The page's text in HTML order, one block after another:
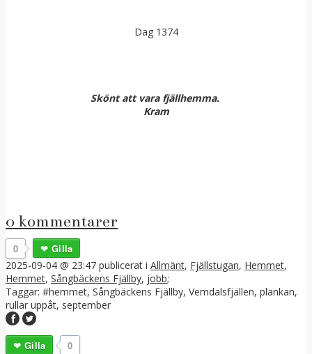
Dag 1374
Skönt att vara fjällhemma.
Kram
0 kommentarer
0
Gilla
2025-09-04 @ 23:47 publicerat i Allmänt, Fjällstugan, Hemmet,
Hemmet, Sångbäckens Fjällby, jobb;
Taggar: #hemmet, Sångbäckens Fjällby, Vemdalsfjällen, plankan,
rullar uppåt, september
0
Gilla